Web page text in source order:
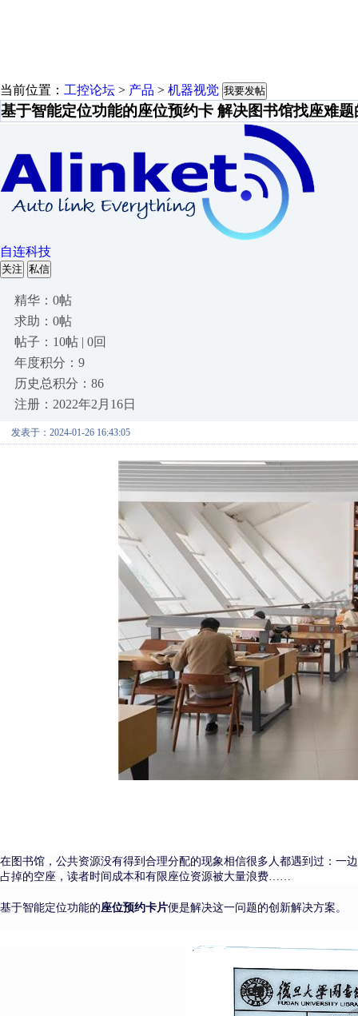
当前位置： 工控论坛 > 产品 > 机器视觉 我要发帖
基于智能定位功能的座位预约卡 解决图书馆找座难
自连科技
关注 私信
精华：0帖
求助：0帖
帖子：10帖 | 0回
年度积分：9
历史总积分：86
注册：2022年2月16日
发表于：2024-01-26 16:43:05
在图书馆，公共资源没有得到合理分配的现象相信很多人都遇到过：一
占掉的空座，读者时间成本和有限座位资源被大量浪费……
基于智能定位功能的座位预约卡片便是解决这一问题的创新解决方案。